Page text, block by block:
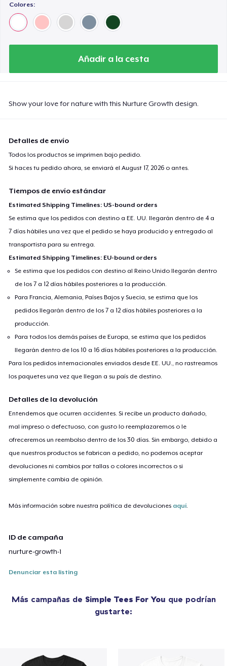
Colores:
Añadir a la cesta
Show your love for nature with this Nurture Growth design.
Detalles de envío
Todos los productos se imprimen bajo pedido.
Si haces tu pedido ahora, se enviará elAugust 17, 2026 o antes.
Tiempos de envío estándar
Estimated Shipping Timelines: US-bound orders
Se estima que los pedidos con destino a EE. UU. llegarán dentro de 4 a
7 días hábiles una vez que el pedido se haya producido y entregado al
transportista para su entrega.
Estimated Shipping Timelines: EU-bound orders
Se estima que los pedidos con destino al Reino Unido llegarán dentro
de los 7 a 12 días hábiles posteriores a la producción.
Para Francia, Alemania, Países Bajos y Suecia, se estima que los
pedidos llegarán dentro de los 7 a 12 días hábiles posteriores a la
producción.
Para todos los demás países de Europa, se estima que los pedidos
llegarán dentro de los 10 a 16 días hábiles posteriores a la producción.
Para los pedidos internacionales enviados desde EE. UU., no rastreamos
los paquetes una vez que llegan a su país de destino.
Detalles de la devolución
Entendemos que ocurren accidentes. Si recibe un producto dañado,
mal impreso o defectuoso, con gusto lo reemplazaremos o le
ofreceremos un reembolso dentro de los 30 días. Sin embargo, debido a
que nuestros productos se fabrican a pedido, no podemos aceptar
devoluciones ni cambios por tallas o colores incorrectos o si
simplemente cambia de opinión.
Más información sobre nuestra política de devoluciones aquí
ID de campaña
nurture-growth-1
Denunciar esta listing
Más campañas de Simple Tees For You que podrían
gustarte: